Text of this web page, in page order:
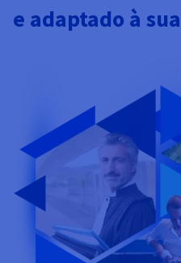
e adaptado à